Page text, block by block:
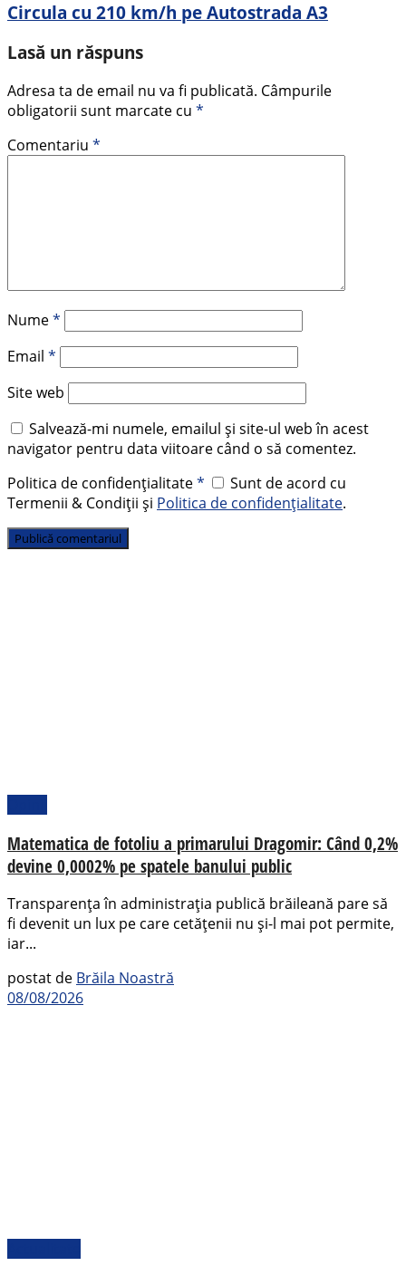
Circula cu 210 km/h pe Autostrada A3
Lasă un răspuns
Adresa ta de email nu va fi publicată. Câmpurile
obligatorii sunt marcate cu *
Comentariu *
Nume*
Email *
Site web
Salvează-mi numele, emailul și site-ul web în acest
navigator pentru data viitoare când o să comentez.
Politica de confidențialitate*
Sunt de acord cu
Termenii & Condiții și Politica de confidențialitate.
Matematica de fotoliu a primarului Dragomir: Când 0,2%
devine 0,0002% pe spatele banului public
Transparența în administrația publică brăileană pare să
fi devenit un lux pe care cetățenii nu și-l mai pot permite,
iar...
postat de Brăila Noastră
08/08/2026